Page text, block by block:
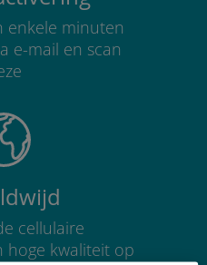
enkele minuten
e-mail en scan
cellulaire
hoge kwaliteit op